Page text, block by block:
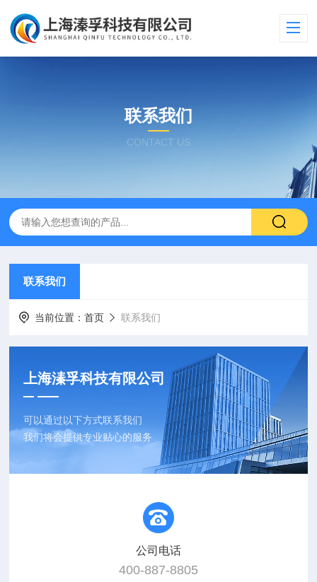
联系我们
CONTACT US
联系我们
当前位置：首页 联系我们
上海溱孚科技有限公司
可以通过以下方式联系我们
我们将会提供专业贴心的服务
公司电话
400-887-8805